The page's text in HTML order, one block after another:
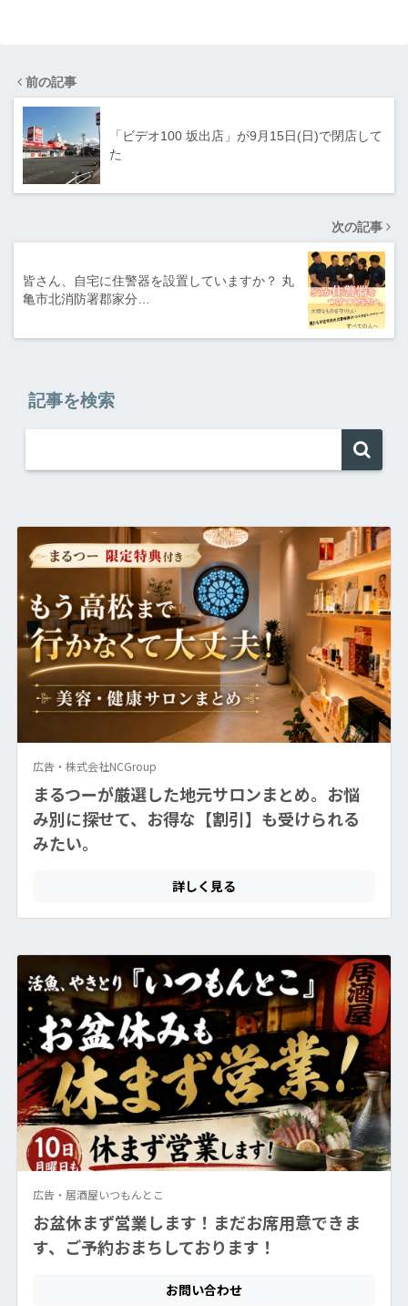
前の記事
「ビデオ100 坂出店」が9月15日(日)で閉店して
た
次の記事
皆さん、自宅に住警器を設置していますか？ 丸
亀市北消防署郡家分…
記事を検索